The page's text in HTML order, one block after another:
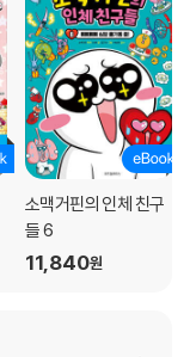
소맥거핀의 인체 친구
들 6
11,840원